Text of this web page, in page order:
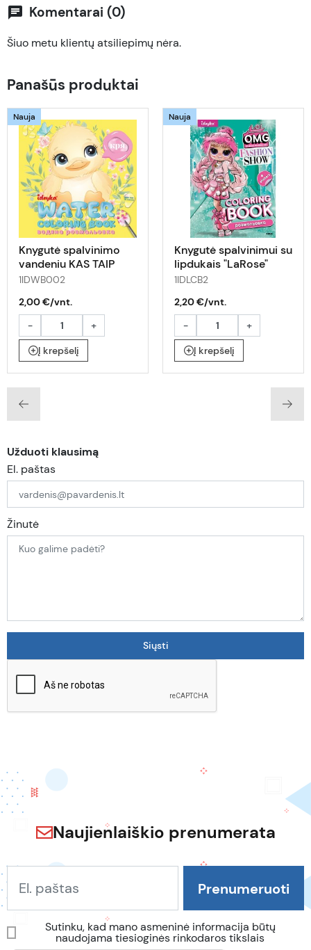
chat Komentarai (0)
Šiuo metu klientų atsiliepimų nėra.
Panašūs produktai
Nauja
Knygutė spalvinimo
vandeniu KAS TAIP
SAKO? 20x20 3+
1IDWB002
2,00 €/vnt.
-
+
Į krepšelį
Nauja
Knygutė spalvinimui su
lipdukais "LaRose"
MADOS ŠOU
1IDLCB2
2,20 €/vnt.
-
+
Į krepšelį
Užduoti klausimą
El. paštas
Žinutė
Naujienlaiškio prenumerata
Sutinku, kad mano asmeninė informacija būtų
naudojama tiesioginės rinkodaros tikslais